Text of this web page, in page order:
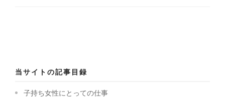
当サイトの記事目録
子持ち女性にとっての仕事